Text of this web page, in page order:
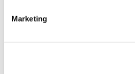
Marketing